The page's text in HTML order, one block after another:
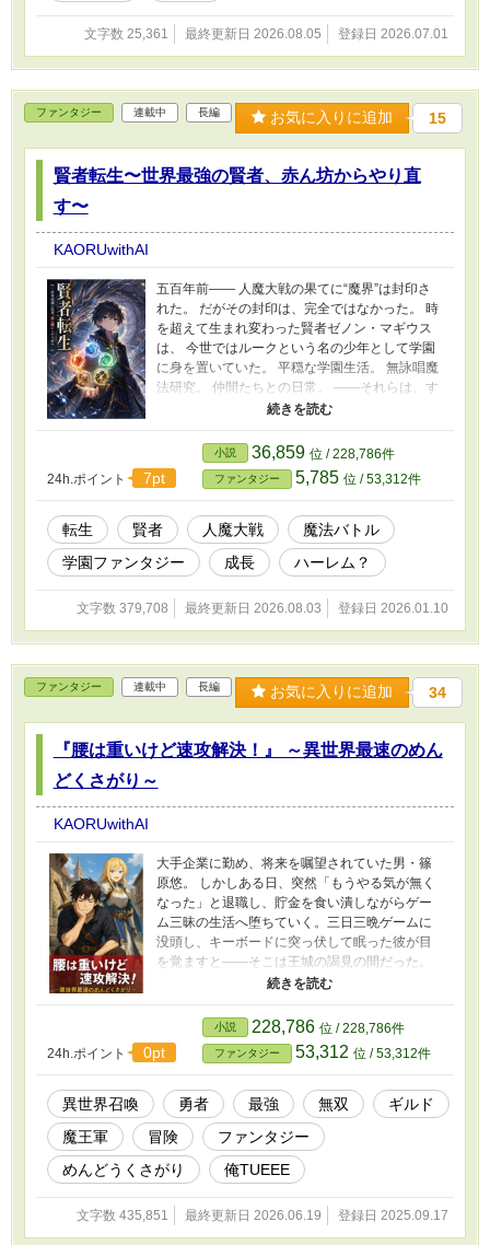
る。 これは、 「ガチ無能」と追放された元おっ
さんが、辺境で仲間と国を築きながら無双して
いく物語。 追放された者たちによる、 異世界開
拓スローライフ＆成り上がりファンタジー開
幕！
文字数 25,361 最終更新日 2026.08.05 登録日 2026.07.01
ファンタジー 連載中 長編 お気に入りに追加 15
賢者転生〜世界最強の賢者、赤ん坊からやり直
す〜
KAORUwithAI
五百年前―― 人魔大戦の果てに“魔界”は封印さ
れた。 だがその封印は、完全ではなかった。 時
を超えて生まれ変わった賢者ゼノン・マギウス
は、 今世ではルークという名の少年として学園
に身を置いていた。 平穏な学園生活。 無詠唱魔
法研究。 仲間たちとの日常。 ――それらは、す
べて“再封印”という 使命へと繋がっていく。 や
が滅び、 世界は再び戦争へと飲み込まれてい
く。 伝説級・神話級召喚獣との契約。 学園生か
ら戦士への覚醒。 守るための戦い。 裏切りの弟
子・マギの存在。 そして―― “再封印”か、“滅
び”か。 これは、 かつて世界を救った賢者が、
もう一度世界を救う物語。 仲間と共に。 命を賭
して。 覚悟をもって。 学園ファンタジー × 再封
戦争へ。
24h.ポイント 7pt
小説 36,859 位 / 228,786件
ファンタジー 5,785 位 / 53,312件
転生 賢者 人魔大戦
魔法バトル
学園ファンタジー
成長 ハーレム？
文字数 379,708 最終更新日 2026.08.03 登録日 2026.01.10
ファンタジー 連載中 長編 お気に入りに追加 34
『腰は重いけど速攻解決！』 ～異世界最速のめん
どくさがり～
KAORUwithAI
大手企業に勤め、将来を嘱望されていた男・篠
原悠。 しかしある日、突然「もうやる気が無く
なった」と退職し、貯金を食い潰しながらゲー
ム三昧の生活へ堕ちていく。三日三晩ゲームに
没頭し、キーボードに突っ伏して眠った彼が目
を覚ますと――そこは王城の謁見の間だった。
「勇者よ、我らを救ってくれ！」と国王に懇願
て」。 誰よりも腰が重く、布団から出るのさえ
時間がかかる“異世界最強のめんどくさがり”。
だが一度動き出せば、魔物の群れも、魔王軍の
幹部も、あっという間に片付けてしまう。 「面
倒だから最短で終わらせる」 そのやる気ゼロの
男が、異世界を最速で平定していく物語。
24h.ポイント 0pt
小説 228,786 位 / 228,786件
ファンタジー 53,312 位 / 53,312件
異世界召喚 勇者 最強 無双
ギルド
魔王軍
冒険
ファンタジー
めんどうくさがり
俺TUEEE
文字数 435,851 最終更新日 2026.06.19 登録日 2025.09.17